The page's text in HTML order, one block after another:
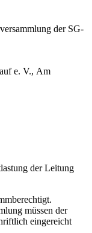
der SG-
e. V., Am
der Leitung
müssen der
eingereicht